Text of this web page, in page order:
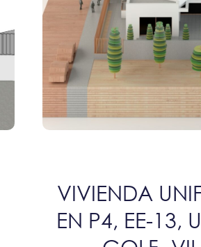
VIVIENDA
EN P4, EE-13,